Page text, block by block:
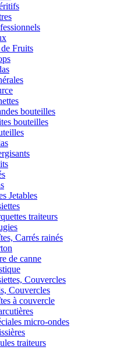
de Fruits
bouteilles
bouteilles
Jetables
traiteurs
Carrés rainés
de canne
Couvercles
Couvercles
à couvercle
micro-ondes
traiteurs